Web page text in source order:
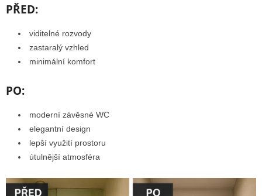
PŘED:
viditelné rozvody
zastaralý vzhled
minimální komfort
PO:
moderní závěsné WC
elegantní design
lepší využití prostoru
útulnější atmosféra